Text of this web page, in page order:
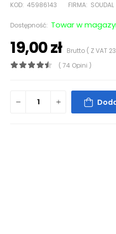
KOD: 45986143 FIRMA: SOUDAL
Dostępność: Towar w
19,00 złBrutto ( Z VAT
( 74 Opini )